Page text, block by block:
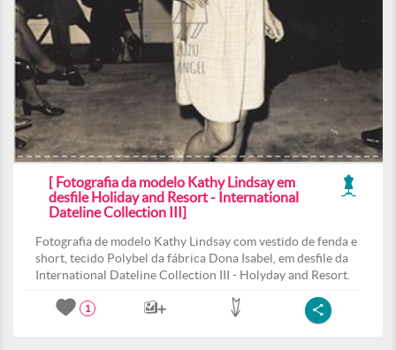
[ Fotografia da modelo Kathy Lindsay em
desfile Holiday and Resort - International
Dateline Collection III]
Fotografia de modelo Kathy Lindsay com vestido de fenda e
short, tecido Polybel da fábrica Dona Isabel, em desfile da
International Dateline Collection III - Holyday and Resort.
1